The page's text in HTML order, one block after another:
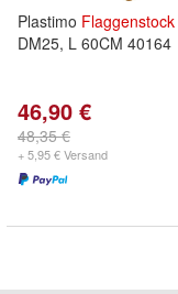
Plastimo Flaggenstock
DM25, L 60CM 40164
46,90 €
48,35 €
+ 5,95 € Versand